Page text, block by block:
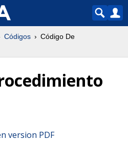
Códigos
Código De
version PDF